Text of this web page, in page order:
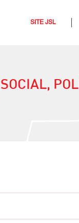
SITE JSL